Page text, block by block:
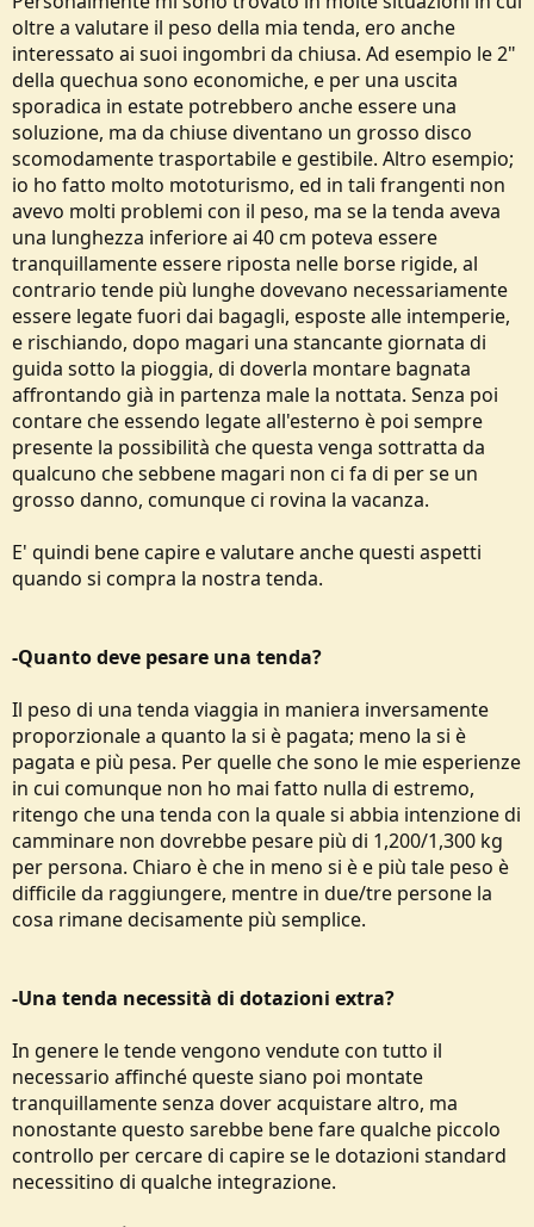
oltre a valutare il peso della mia tenda, ero anche
interessato ai suoi ingombri da chiusa. Ad esempio le 2"
della quechua sono economiche, e per una uscita
sporadica in estate potrebbero anche essere una
soluzione, ma da chiuse diventano un grosso disco
scomodamente trasportabile e gestibile. Altro esempio;
io ho fatto molto mototurismo, ed in tali frangenti non
avevo molti problemi con il peso, ma se la tenda aveva
una lunghezza inferiore ai 40 cm poteva essere
tranquillamente essere riposta nelle borse rigide, al
contrario tende più lunghe dovevano necessariamente
essere legate fuori dai bagagli, esposte alle intemperie,
e rischiando, dopo magari una stancante giornata di
guida sotto la pioggia, di doverla montare bagnata
affrontando già in partenza male la nottata. Senza poi
contare che essendo legate all'esterno è poi sempre
presente la possibilità che questa venga sottratta da
qualcuno che sebbene magari non ci fa di per se un
grosso danno, comunque ci rovina la vacanza.
E' quindi bene capire e valutare anche questi aspetti
quando si compra la nostra tenda.
-Quanto deve pesare una tenda?
Il peso di una tenda viaggia in maniera inversamente
proporzionale a quanto la si è pagata; meno la si è
pagata e più pesa. Per quelle che sono le mie esperienze
in cui comunque non ho mai fatto nulla di estremo,
ritengo che una tenda con la quale si abbia intenzione di
camminare non dovrebbe pesare più di 1,200/1,300 kg
per persona. Chiaro è che in meno si è e più tale peso è
difficile da raggiungere, mentre in due/tre persone la
cosa rimane decisamente più semplice.
-Una tenda necessità di dotazioni extra?
In genere le tende vengono vendute con tutto il
necessario affinché queste siano poi montate
tranquillamente senza dover acquistare altro, ma
nonostante questo sarebbe bene fare qualche piccolo
controllo per cercare di capire se le dotazioni standard
necessitino di qualche integrazione.